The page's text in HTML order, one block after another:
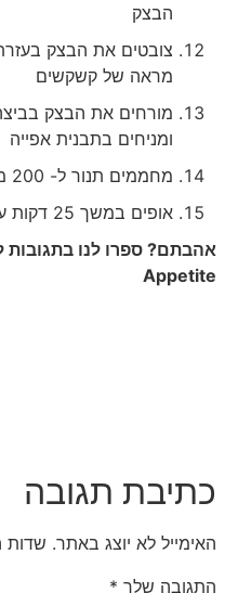
הבצק
צובטים את הבצק בעזרת
מראה של קשקשים
מורחים את הבצק
ומניחים בתבנית אפייה
מחממים תנור ל- 200 מעלות
אופים במשך 25 דקות עד השחמה יפה
אהבתם? ספרו לנו בתגובות
Appetite
כתיבת תגובה
האימייל לא יוצג באתר. שדות
התגובה שלך*